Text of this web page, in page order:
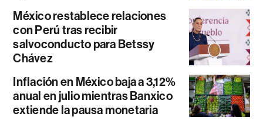
México restablece relaciones
con Perú tras recibir
salvoconducto para Betssy
Chávez
Inflación en México baja a 3,12%
anual en julio mientras Banxico
extiende la pausa monetaria